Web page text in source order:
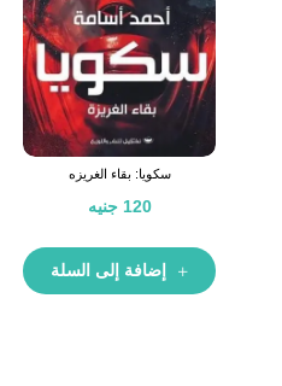
سكويا: بقاء الغريزه
120 جنيه
إضافة إلى السلة